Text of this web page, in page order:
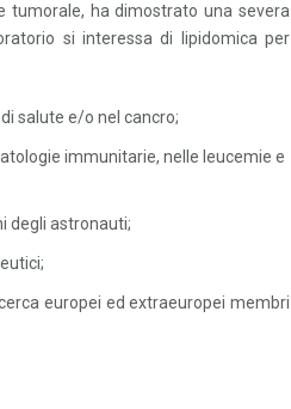
tumorale, ha dimostrato una severa
si interessa di lipidomica per
salute e/o nel cancro;
immunitarie, nelle leucemie e
degli astronauti;
europei ed extraeuropei membri